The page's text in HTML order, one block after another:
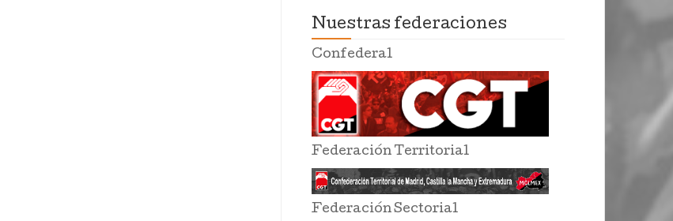
Nuestras federaciones
Confederal
Federación Territorial
Federación Sectorial